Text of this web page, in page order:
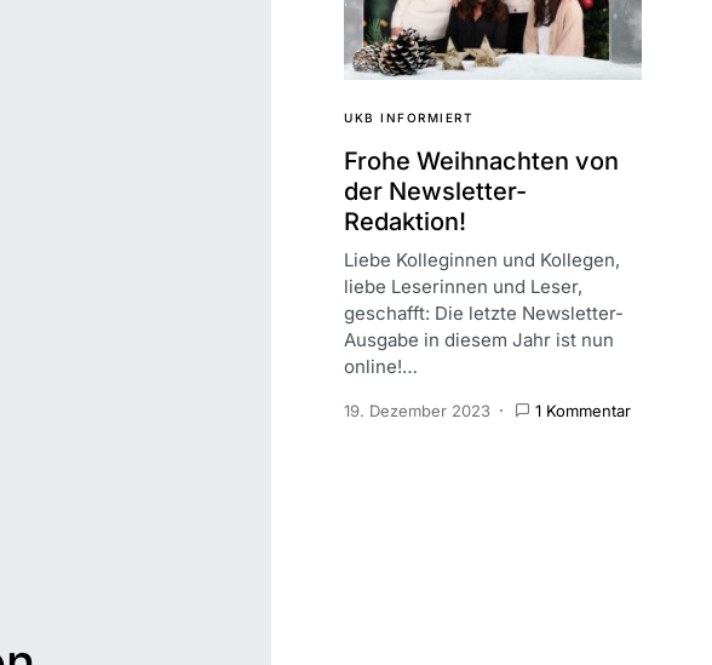
UKB INFORMIERT
Frohe Weihnachten von
der Newsletter-
Redaktion!
Liebe Kolleginnen und Kollegen,
liebe Leserinnen und Leser,
geschafft: Die letzte Newsletter-
Ausgabe in diesem Jahr ist nun
online!…
19. Dezember 2023 1 Kommentar